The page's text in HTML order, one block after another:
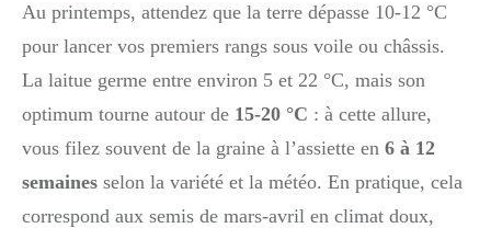
Au printemps, attendez que la terre dépasse 10-12 °C
pour lancer vos premiers rangs sous voile ou châssis.
La laitue germe entre environ 5 et 22 °C, mais son
optimum tourne autour de 15-20 °C : à cette allure,
vous filez souvent de la graine à l’assiette en 6 à 12
semaines selon la variété et la météo. En pratique, cela
correspond aux semis de mars-avril en climat doux,